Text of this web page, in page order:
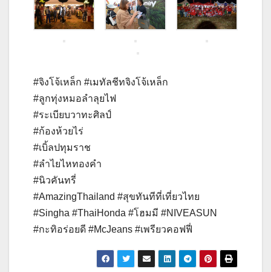
#จิงโจ้เหล็ก #เมทัลชีทจิงโจ้เหล็ก
#ลูกทุ่งหมอลำลุยไฟ
#ระเบียบวาทะศิลป์
#ก้องห้วยไร่
#เบิ้ลปทุมราช
#ลำไยไหทองคำ
#นิวคันทรี่
#AmazingThailand #สุขทันทีที่เที่ยวไทย
#Singha #ThaiHonda #โฮมมี #NIVEASUN
#กะทิอร่อยดี #McJeans #เพรียวคอฟฟี่